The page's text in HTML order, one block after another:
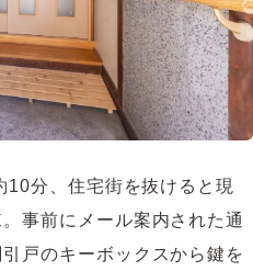
分、住宅街を抜けると現
事前にメール案内された通
戸のキーボックスから鍵を